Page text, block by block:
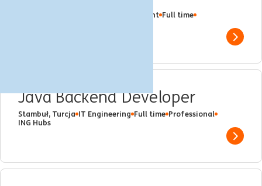
Business Management Full time
Show
Java Backend Developer
Stambuł, Turcja IT Engineering Full time Professional
ING Hubs
Show